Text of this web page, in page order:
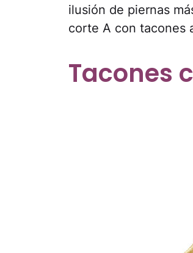
ilusión de piernas
corte A con tacones
Tacones